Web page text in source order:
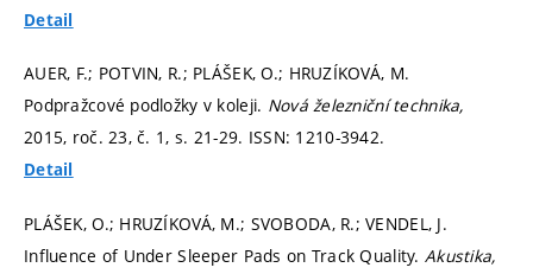
Detail
AUER, F.; POTVIN, R.; PLÁŠEK, O.; HRUZÍKOVÁ, M.
Podpražcové podložky v koleji. Nová železniční technika,
2015, roč. 23, č. 1, s. 21-29. ISSN: 1210-3942.
Detail
PLÁŠEK, O.; HRUZÍKOVÁ, M.; SVOBODA, R.; VENDEL, J.
Influence of Under Sleeper Pads on Track Quality. Akustika,